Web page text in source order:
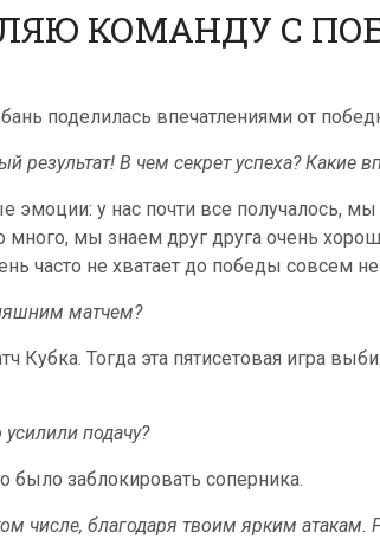
КОМАНДУ С
поделилась впечатлениями от
В чем секрет успеха? Какие
эмоции: у нас почти все
мы знаем друг друга очень
часто не хватает до победы совсем
матчем?
Тогда эта пятисетовая игра
подачу?
было заблокировать соперника.
числе, благодаря твоим ярким атакам.